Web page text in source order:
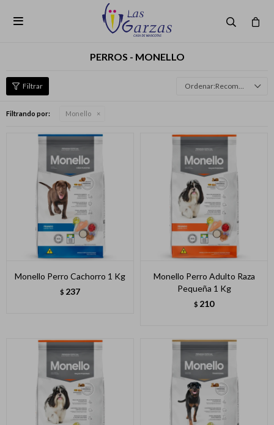

PERROS - MONELLO
Recomendados
Filtrando por: Monello
Monello Perro Cachorro 1 Kg
$ 237
Monello Perro Adulto Raza
Pequeña 1 Kg
$ 210